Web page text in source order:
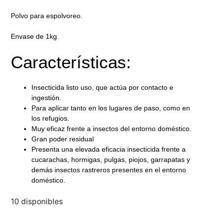
Polvo para espolvoreo.
Envase de 1kg.
Características:
Insecticida listo uso, que actúa por contacto e
ingestión.
Para aplicar tanto en los lugares de paso, como en
los refugios.
Muy eficaz frente a insectos del entorno doméstico.
Gran poder residual
Presenta una elevada eficacia insecticida frente a
cucarachas, hormigas, pulgas, piojos, garrapatas y
demás insectos rastreros presentes en el entorno
doméstico.
10 disponibles